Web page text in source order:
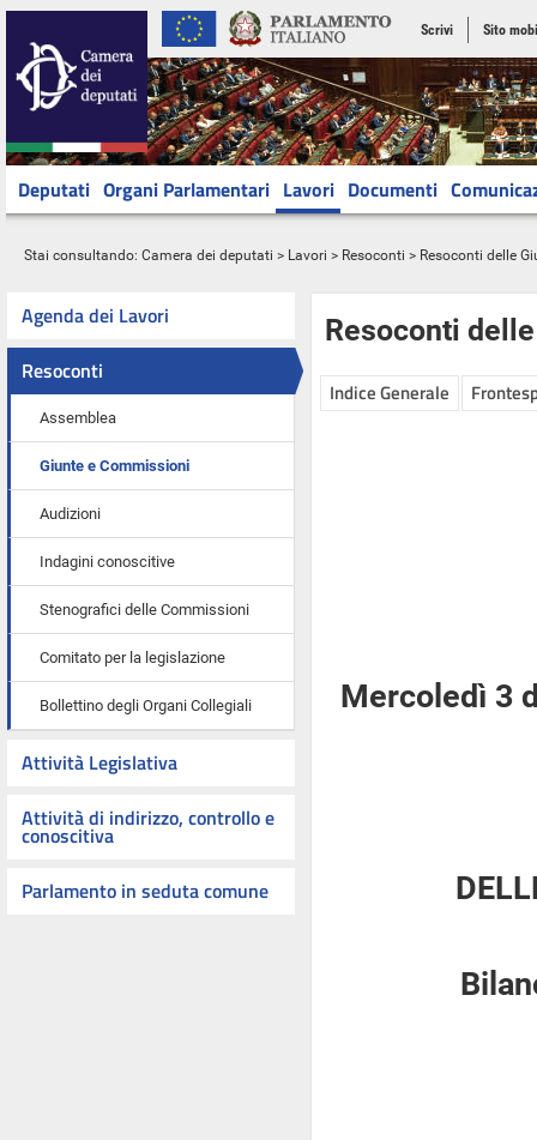
Scrivi Sito
Deputati Organi Parlamentari Lavori Documenti
Stai consultando: Camera dei deputati > Lavori > Resoconti > Resoconti delle
Agenda dei Lavori
Resoconti
Assemblea
Giunte e Commissioni
Audizioni
Indagini conoscitive
Stenografici delle Commissioni
Comitato per la legislazione
Bollettino degli Organi Collegiali
Attività Legislativa
Attività di indirizzo, controllo e
conoscitiva
Parlamento in seduta comune
Resoconti
Indice Generale
Mercoledì 3